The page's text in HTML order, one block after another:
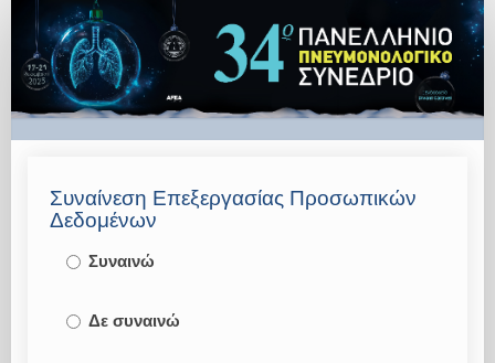
Online
Registration
Συναίνεση Επεξεργασίας Προσωπικών
Δεδομένων
Συναινώ
Δε συναινώ